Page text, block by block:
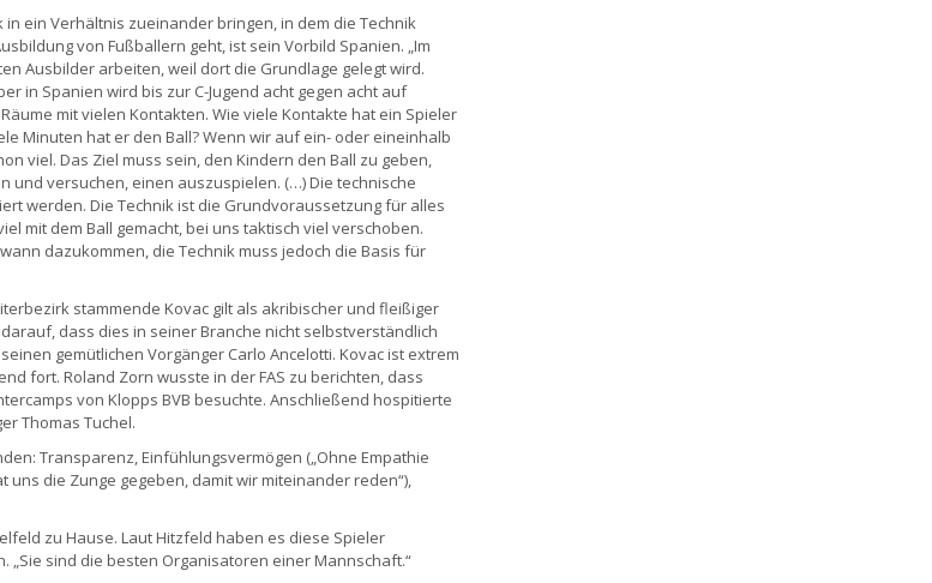
in ein Verhältnis zueinander bringen, in dem die Technik
von Fußballern geht, ist sein Vorbild Spanien. „Im
Ausbilder arbeiten, weil dort die Grundlage gelegt wird.
in Spanien wird bis zur C-Jugend acht gegen acht auf
mit vielen Kontakten. Wie viele Kontakte hat ein Spieler
Minuten hat er den Ball? Wenn wir auf ein- oder eineinhalb
viel. Das Ziel muss sein, den Kindern den Ball zu geben,
und versuchen, einen auszuspielen. (…) Die technische
werden. Die Technik ist die Grundvoraussetzung für alles
mit dem Ball gemacht, bei uns taktisch viel verschoben.
dazukommen, die Technik muss jedoch die Basis für
stammende Kovac gilt als akribischer und fleißiger
dass dies in seiner Branche nicht selbstverständlich
gemütlichen Vorgänger Carlo Ancelotti. Kovac ist extrem
fort. Roland Zorn wusste in der FAS zu berichten, dass
von Klopps BVB besuchte. Anschließend hospitierte
Thomas Tuchel.
Transparenz, Einfühlungsvermögen („Ohne Empathie
uns die Zunge gegeben, damit wir miteinander reden“),
zu Hause. Laut Hitzfeld haben es diese Spieler
„Sie sind die besten Organisatoren einer Mannschaft.“